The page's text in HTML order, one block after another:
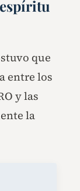
que
entre los
y las
la